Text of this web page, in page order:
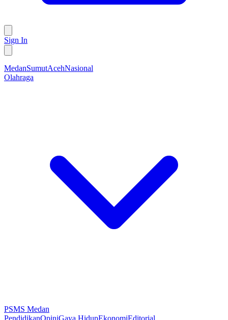
Sign In
MedanSumutAcehNasional
Olahraga
PSMS Medan
PendidikanOpiniGaya HidupEkonomiEditorial